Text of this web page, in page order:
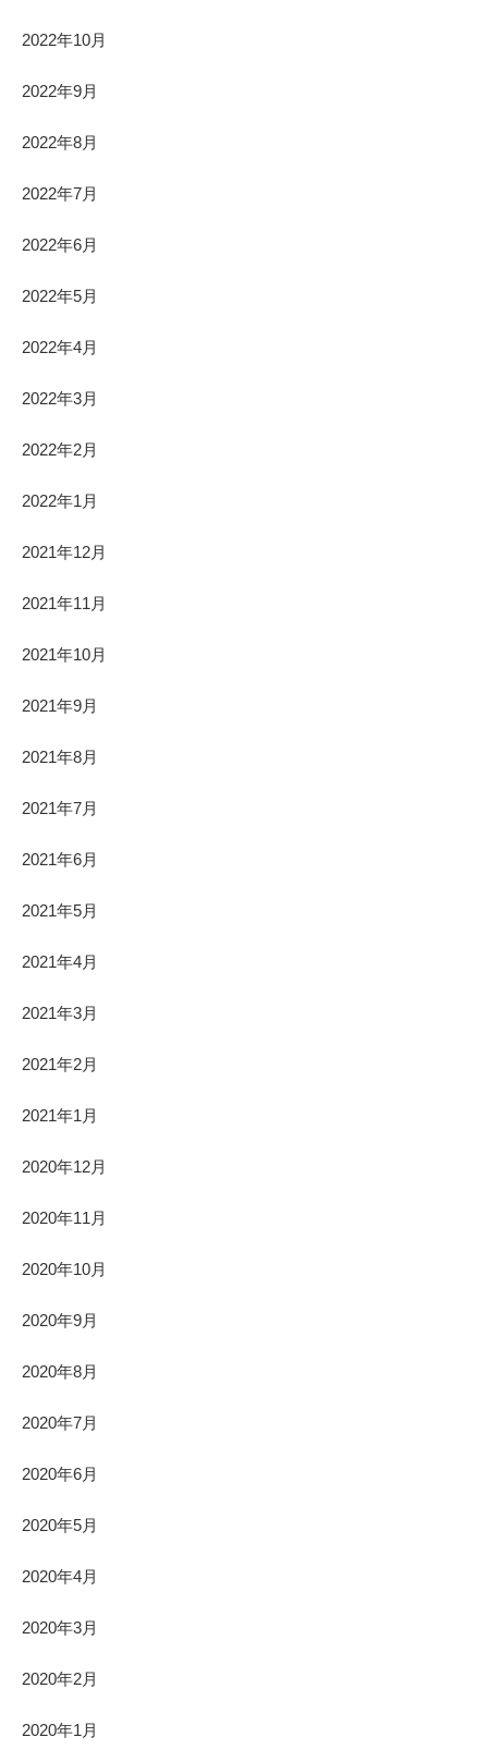
2022年10月
2022年9月
2022年8月
2022年7月
2022年6月
2022年5月
2022年4月
2022年3月
2022年2月
2022年1月
2021年12月
2021年11月
2021年10月
2021年9月
2021年8月
2021年7月
2021年6月
2021年5月
2021年4月
2021年3月
2021年2月
2021年1月
2020年12月
2020年11月
2020年10月
2020年9月
2020年8月
2020年7月
2020年6月
2020年5月
2020年4月
2020年3月
2020年2月
2020年1月